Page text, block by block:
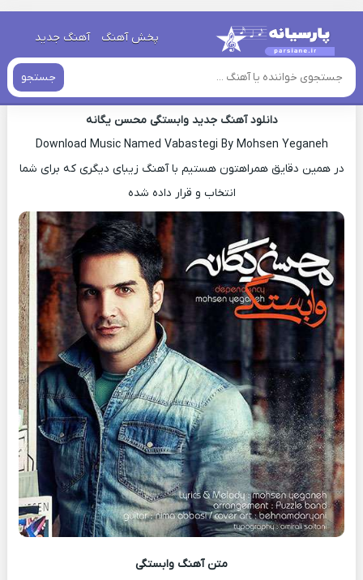
پخش آهنگ آهنگ جدید
جستجو
خانه » دانلود آهنگ جدید
اهنگ محسن یگانه وابستگی جدید
دانلود آهنگ جدید وابستگی محسن یگانه
Download Music Named Vabastegi By Mohsen Yeganeh
در همین دقایق همراهتون هستیم با آهنگ زیبای دیگری که برای شما
انتخاب و قرار داده شده
متن آهنگ وابستگی